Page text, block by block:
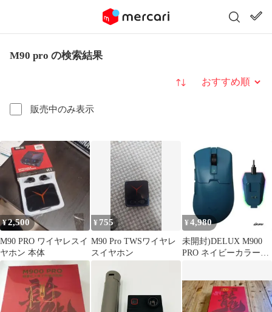
M90 pro の検索結果
販売中のみ表示
並び替え
¥2,500
M90 PRO ワイヤレスイ
ヤホン 本体
¥ 755
M90 Pro TWSワイヤレ
スイヤホン
¥ 4,980
未開封)DELUX M900
PRO ネイビーカラー